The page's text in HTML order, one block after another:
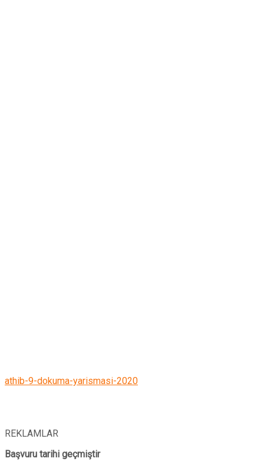
athib-9-dokuma-yarismasi-2020
REKLAMLAR
Başvuru tarihi geçmiştir